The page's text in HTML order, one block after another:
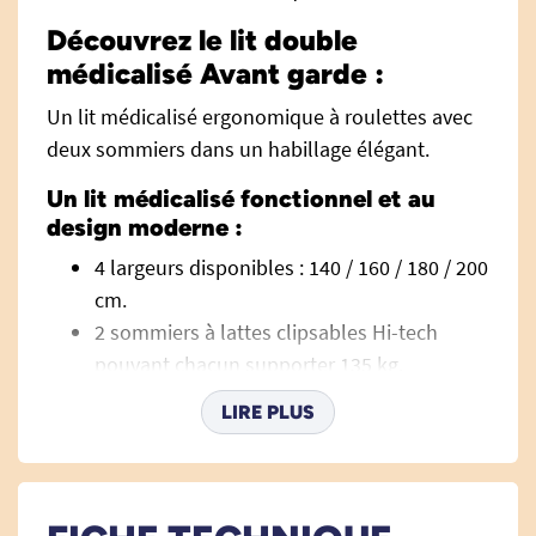
Découvrez le lit double
médicalisé Avant garde :
Un lit médicalisé ergonomique à roulettes avec
deux sommiers dans un habillage élégant.
Un lit médicalisé fonctionnel et au
design moderne :
4 largeurs disponibles : 140 / 160 / 180 / 200
cm.
2 sommiers à lattes clipsables Hi-tech
pouvant chacun supporter 135 kg.
Relève buste électrique.
Relève jambe électriqueà plicatures.
Hauteur réglable électriquede 29 à 82 cm.
réglant chacune un sommier.
LIRE PLUS